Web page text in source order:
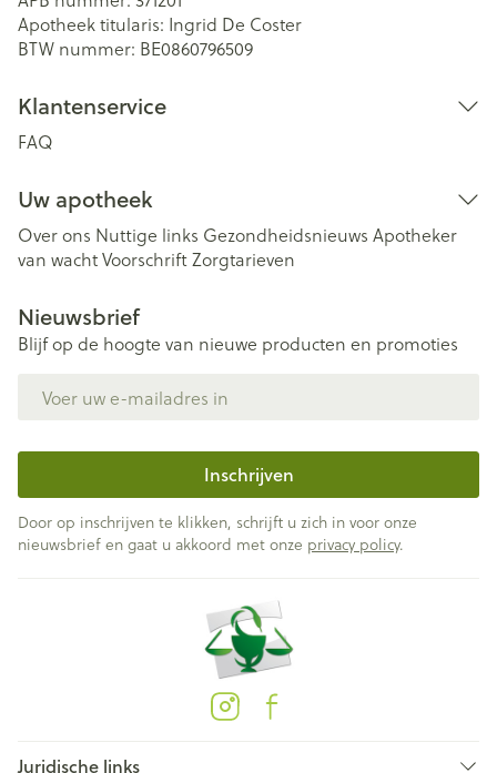
Apotheek titularis: Ingrid De Coster
BTW nummer: BE0860796509
Klantenservice
FAQ
Uw apotheek
Over ons Nuttige links Gezondheidsnieuws Apotheker
van wachtVoorschriftZorgtarieven
Nieuwsbrief
Blijf op de hoogte van nieuwe producten en promoties
Inschrijven
Door op inschrijven te klikken, schrijft u zich in voor onze
nieuwsbrief en gaat u akkoord met onze privacy policy.
Juridische links